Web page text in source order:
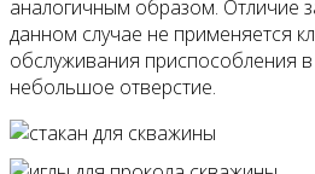
аналогичным образом. Отличие
данном случае не применяется
обслуживания приспособления в
небольшое отверстие.